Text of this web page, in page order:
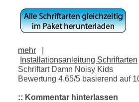
mehr
|
Installationsanleitung Schriftarten
Schriftart Damn Noisy Kids
Bewertung 4.65/5 basierend auf
:: Kommentar hinterlassen